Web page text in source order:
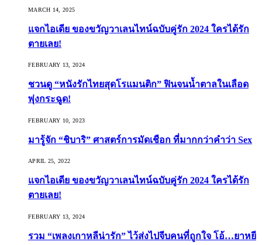
MARCH 14, 2025
แจกไอเดีย ของขวัญวาเลนไทน์ฉบับคู่รัก 2024 ใครได้รัก
ตายเลย!
FEBRUARY 13, 2024
ชวนดู “หนังรักไทยสุดโรแมนติก” ฟินจนน้ำตาลในเลือด
พุ่งกระฉูด!
FEBRUARY 10, 2023
มารู้จัก “ชิบาริ” ศาสตร์การมัดเชือก ที่มากกว่าคำว่า Sex
APRIL 25, 2022
แจกไอเดีย ของขวัญวาเลนไทน์ฉบับคู่รัก 2024 ใครได้รัก
ตายเลย!
FEBRUARY 13, 2024
รวม “เพลงเกาหลีน่ารัก” ไว้ส่งไปจีบคนที่ถูกใจ โอ้…ยาหยี